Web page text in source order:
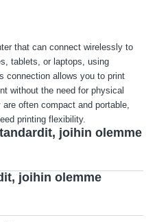
that can connect wirelessly to
tablets, or laptops, using
connection allows you to print
without the need for physical
often compact and portable,
printing flexibility.
joihin olemme
joihin olemme